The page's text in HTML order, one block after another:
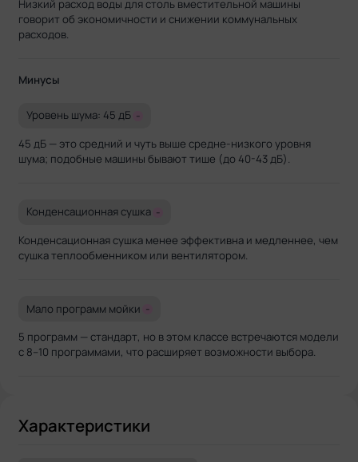
Низкий расход воды для столь вместительной машины
говорит об экономичности и снижении коммунальных
расходов.
Минусы
Уровень шума: 45 дБ -
45 дБ — это средний и чуть выше средне-низкого уровня
шума; подобные машины бывают тише (до 40-43 дБ).
Конденсационная сушка -
Конденсационная сушка менее эффективна и медленнее, чем
сушка теплообменником или вентилятором.
Мало программ мойки -
5 программ — стандарт, но в этом классе встречаются модели
с 8–10 программами, что расширяет возможности выбора.
Характеристики